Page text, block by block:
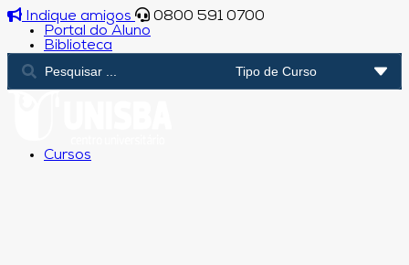
Indique amigos
0800 591 0700
Portal do Aluno
Biblioteca
Cursos